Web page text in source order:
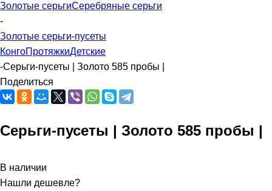
Золотые серьгиСеребряные серьги
-
Золотые серьги-пусеты
КонгоПротяжкиДетские
-Серьги-пусеты | Золото 585 пробы |
Поделиться
Серьги-пусеты | Золото 585 пробы |
В наличии
Нашли дешевле?